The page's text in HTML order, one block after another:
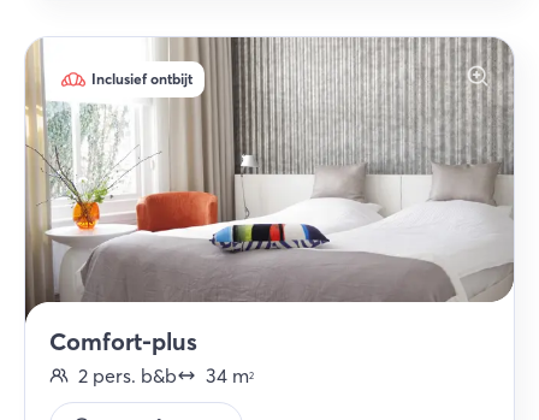
Inclusief ontbijt
Comfort-plus
2 pers. b&b 34 m2